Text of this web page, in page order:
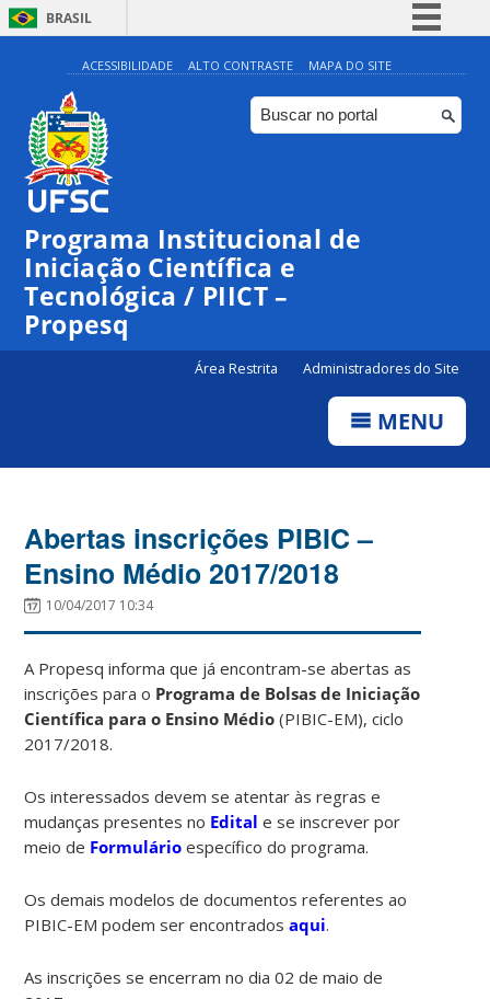
BRASIL
Simplifique!
Comunica BR
Participe
Canais
ACESSIBILIDADE ALTO CONTRASTE MAPA DO SITE
Programa Institucional de
Iniciação Científica e
Tecnológica / PIICT –
Propesq
Área Restrita Administradores do Site
MENU
Abertas inscrições PIBIC –
Ensino Médio 2017/2018
10/04/2017 10:34
A Propesq informa que já encontram-se abertas as
inscrições para o Programa de Bolsas de Iniciação
Científica para o Ensino Médio (PIBIC-EM), ciclo
2017/2018.
Os interessados devem se atentar às regras e
mudanças presentes no Edital e se inscrever por
meio de Formulário específico do programa.
Os demais modelos de documentos referentes ao
PIBIC-EM podem ser encontradosaqui.
As inscrições se encerram no dia 02 de maio de